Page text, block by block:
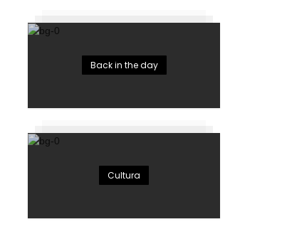
Back in the day
Cultura